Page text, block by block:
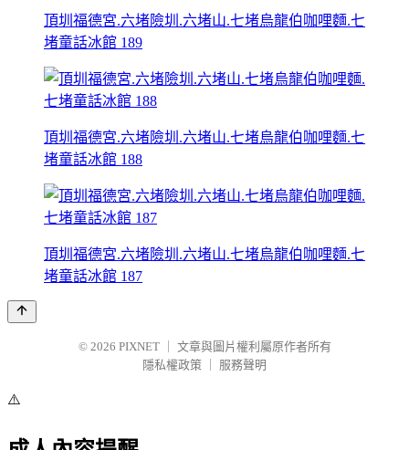
頂圳福德宮.六堵險圳.六堵山.七堵烏龍伯咖哩麵.七
堵童話冰館 189
頂圳福德宮.六堵險圳.六堵山.七堵烏龍伯咖哩麵.七
堵童話冰館 188
頂圳福德宮.六堵險圳.六堵山.七堵烏龍伯咖哩麵.七
堵童話冰館 187
© 2026 PIXNET
文章與圖片權利屬原作者所有
隱私權政策
服務聲明
⚠️